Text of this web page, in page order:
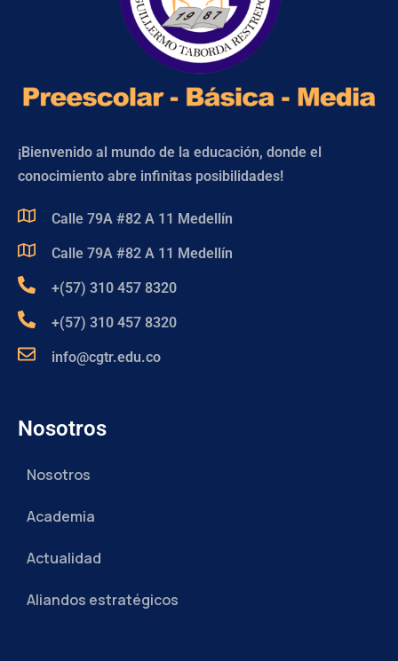
¡Bienvenido al mundo de la educación, donde el
conocimiento abre infinitas posibilidades!
Calle 79A #82 A 11 Medellín
Calle 79A #82 A 11 Medellín
+(57) 310 457 8320
+(57) 310 457 8320
info@cgtr.edu.co
Nosotros
Nosotros
Academia
Actualidad
Aliandos estratégicos